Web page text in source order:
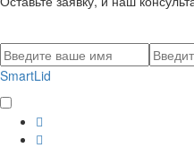
SmartLid